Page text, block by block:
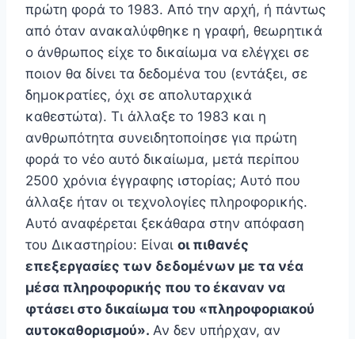
πρώτη φορά το 1983. Από την αρχή, ή πάντως
από όταν ανακαλύφθηκε η γραφή, θεωρητικά
ο άνθρωπος είχε το δικαίωμα να ελέγχει σε
ποιον θα δίνει τα δεδομένα του (εντάξει, σε
δημοκρατίες, όχι σε απολυταρχικά
καθεστώτα). Τι άλλαξε το 1983 και η
ανθρωπότητα συνειδητοποίησε για πρώτη
φορά το νέο αυτό δικαίωμα, μετά περίπου
2500 χρόνια έγγραφης ιστορίας; Αυτό που
άλλαξε ήταν οι τεχνολογίες πληροφορικής.
Αυτό αναφέρεται ξεκάθαρα στην απόφαση
του Δικαστηρίου: Είναι οι πιθανές
επεξεργασίες των δεδομένων με τα νέα
μέσα πληροφορικής που το έκαναν να
φτάσει στο δικαίωμα του «πληροφοριακού
αυτοκαθορισμού». Αν δεν υπήρχαν, αν